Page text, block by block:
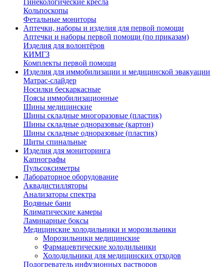
Гинекологические кресла
Кольпоскопы
Фетальные мониторы
Аптечки, наборы и изделия для первой помощи
Аптечки и наборы первой помощи (по приказам)
Изделия для волонтёров
КИМГЗ
Комплекты первой помощи
Изделия для иммобилизации и медицинской эвакуации
Матрас-слайдер
Носилки бескаркасные
Поясы иммобилизационные
Шины медицинские
Шины складные многоразовые (пластик)
Шины складные одноразовые (картон)
Шины складные одноразовые (пластик)
Щиты спинальные
Изделия для мониторинга
Капнографы
Пульсоксиметры
Лабораторное оборудование
Аквадистилляторы
Анализаторы спектра
Водяные бани
Климатические камеры
Ламинарные боксы
Медицинские холодильники и морозильники
Морозильники медицинские
Фармацевтические холодильники
Холодильники для медицинских отходов
Подогреватель инфузионных растворов